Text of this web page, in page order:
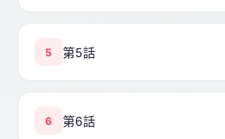
5 第5話
6 第6話